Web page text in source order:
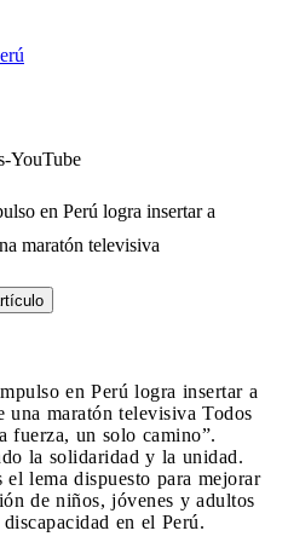
YouTube
en Perú logra insertar a
maratón televisiva
en Perú logra insertar a
una maratón televisiva Todos
fuerza, un solo camino”.
la solidaridad y la unidad.
lema dispuesto para mejorar
de niños, jóvenes y adultos
en el Perú.